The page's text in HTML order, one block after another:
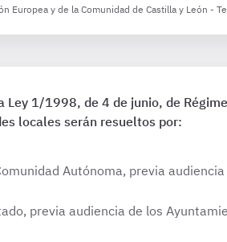
Europea y de la Comunidad de Castilla y León -
Ley 1/1998, de 4 de junio, de
locales serán resueltos por:
Autónoma, previa
previa audiencia de los